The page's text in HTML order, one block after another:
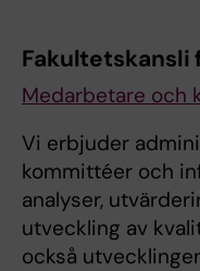
Fakultetskansli
Medarbetare och
Vi erbjuder
kommittéer och
analyser,
utveckling av
också